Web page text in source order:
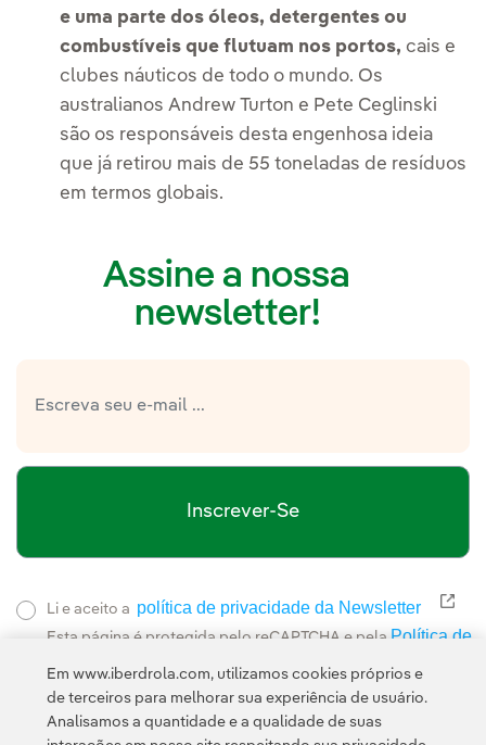
e uma parte dos óleos, detergentes ou
combustíveis que flutuam nos portos, cais e
clubes náuticos de todo o mundo. Os
australianos Andrew Turton e Pete Ceglinski
são os responsáveis desta engenhosa ideia
que já retirou mais de 55 toneladas de resíduos
em termos globais.
Assine a nossa
newsletter!
Inscrever-Se
Li e aceito a política de privacidade da Newsletter Link
Esta página é protegida pelo reCAPTCHA e pela Política de
e pela
Em www.iberdrola.com, utilizamos cookies próprios e
de terceiros para melhorar sua experiência de usuário.
Analisamos a quantidade e a qualidade de suas